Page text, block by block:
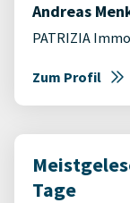
Andreas
PATRIZIA
Zum Profil
Tage